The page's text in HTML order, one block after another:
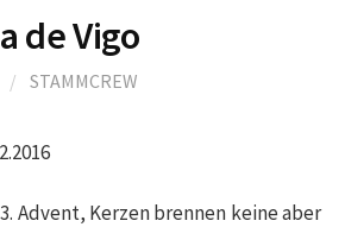
de Vigo
/ STAMMCREW
Advent, Kerzen brennen keine aber